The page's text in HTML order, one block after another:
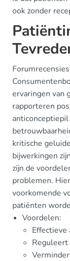
ook zonder
ervaringen van
rapporteren
kritische
bijwerkingen
zijn de
problemen.
voorkomende
patiënten
Voordelen:
Effectieve